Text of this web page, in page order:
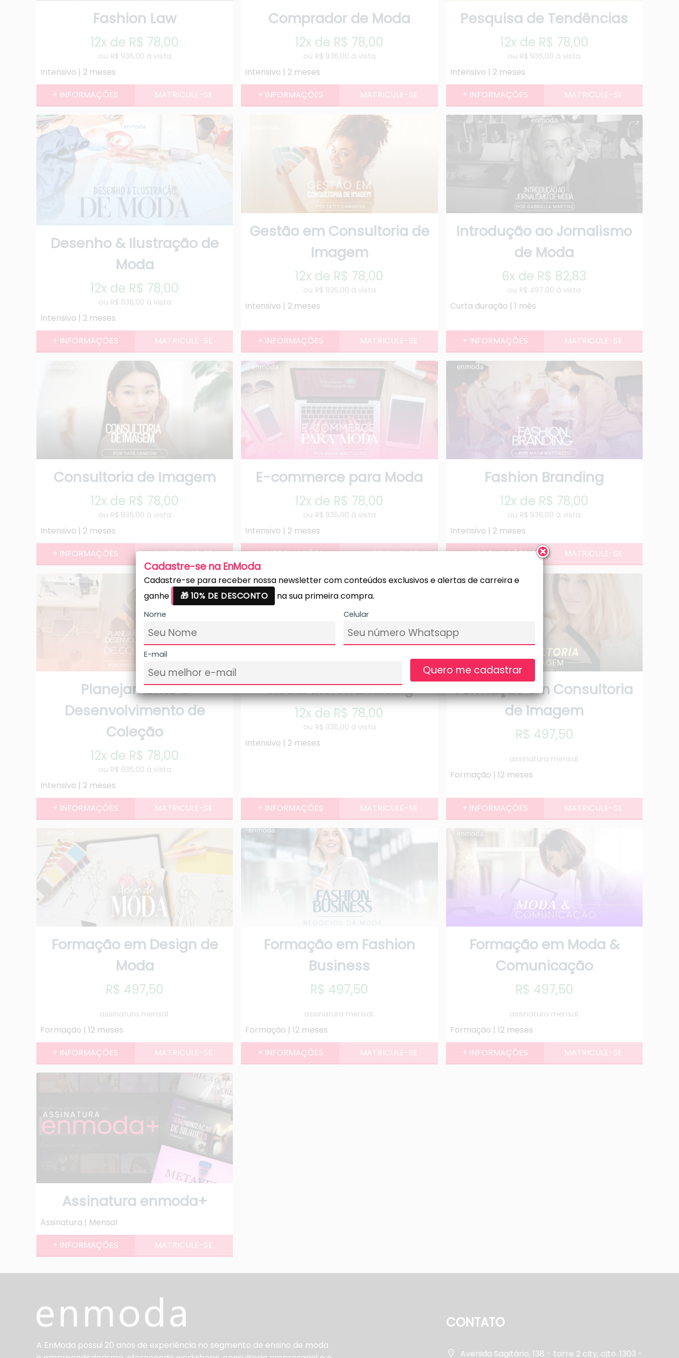
Fashion Law
12x de R$ 78,00
R$ 936,00 à vista
Intensivo | 2 meses
Comprador de Moda
12x de R$ 78,00
R$ 936,00 à vista
Intensivo | 2 meses
Pesquisa de Tendências
12x de R$ 78,00
R$ 936,00 à vista
Intensivo | 2 meses
Desenho & Ilustração de
Moda
12x de R$ 78,00
R$ 936,00 à vista
Intensivo | 2 meses
Gestão em Consultoria de
Imagem
12x de R$ 78,00
R$ 936,00 à vista
Intensivo | 2 meses
Introdução ao Jornalismo
de Moda
6x de R$ 82,83
R$ 497,00 à vista
Curta duração | 1 mês
Consultoria de Imagem
12x de R$ 78,00
R$ 936,00 à vista
Intensivo | 2 meses
E-commerce para Moda
12x de R$ 78,00
R$ 936,00 à vista
Intensivo | 2 meses
Fashion Branding
12x de R$ 78,00
R$ 936,00 à vista
Intensivo | 2 meses
Planejamento e
Desenvolvimento de
Coleção
12x de R$ 78,00
R$ 936,00 à vista
Intensivo | 2 meses
Visual Merchandising
12x de R$ 78,00
R$ 936,00 à vista
Intensivo | 2 meses
Formação em Consultoria
de Imagem
R$ 497,50
assinatura mensal.
Formação | 12 meses
Formação em Design de
Moda
R$ 497,50
assinatura mensal.
Formação | 12 meses
Formação em Fashion
Business
R$ 497,50
assinatura mensal.
Formação | 12 meses
Formação em Moda &
Comunicação
R$ 497,50
assinatura mensal.
Formação | 12 meses
Assinatura enmoda+
Assinatura | Mensal
A EnModa possui 20 anos de experiência no segmento de ensino de moda
CONTATO
Avenida Sagitário, 138 - torre 2 city, cjto. 1303 -
Cadastre-se na EnModa
Cadastre-se para receber nossa newsletter com conteúdos exclusivos e alertas de carreira e
ganhe
🎁 10% DE DESCONTO na sua primeira compra.
Nome Celular
E-mail
Quero me cadastrar